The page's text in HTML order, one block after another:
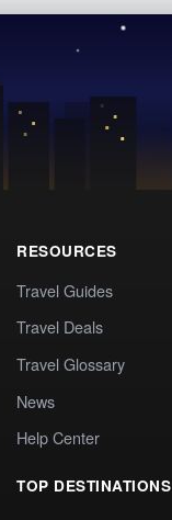
RESOURCES
Travel Guides
Travel Deals
Travel Glossary
News
Help Center
TOP DESTINATIONS